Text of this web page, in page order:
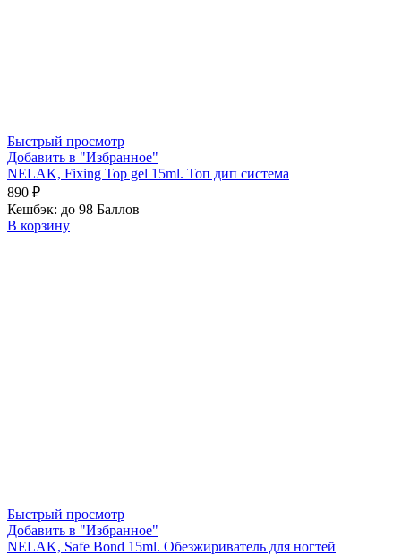
Быстрый просмотр
Добавить в "Избранное"
NELAK, Fixing Top gel 15ml. Топ дип система
890 ₽
Кешбэк: до 98 Баллов
В корзину
Быстрый просмотр
Добавить в "Избранное"
NELAK, Safe Bond 15ml. Обезжириватель для ногтей